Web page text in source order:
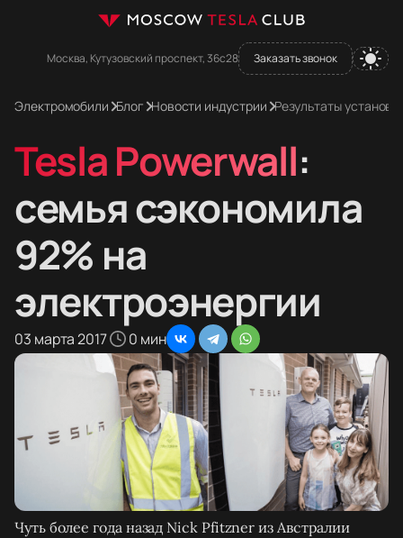
Москва, Кутузовский проспект, 36с28 Заказать звонок
Электромобили Блог Новости индустрии Результаты
Tesla Powerwall:
семья сэкономила
92% на
электроэнергии
03 марта 2017 0 мин
Чуть более года назад Nick Pfitzner из Австралии